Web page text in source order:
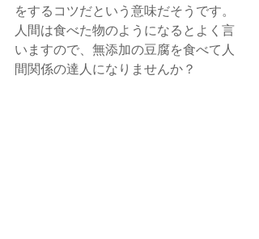
をするコツだという意味だそうです。
人間は食べた物のようになるとよく言
いますので、無添加の豆腐を食べて人
間関係の達人になりませんか？